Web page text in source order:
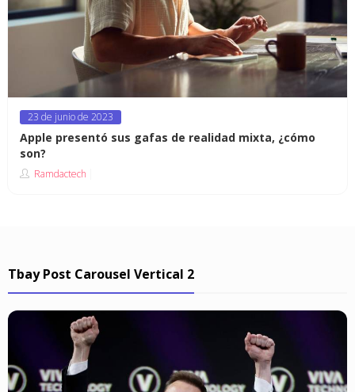
Posted
23 de junio de 2023
Apple presentó sus gafas de realidad mixta, ¿cómo
son?
Ramdactech
Tbay Post Carousel Vertical 2